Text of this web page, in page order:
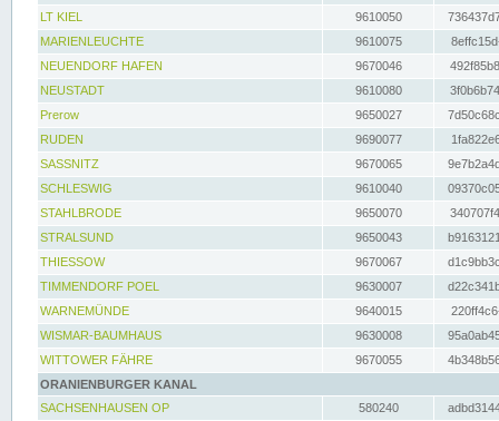
LT KIEL
9610050
MARIENLEUCHTE
9610075
NEUENDORF HAFEN
9670046
NEUSTADT
9610080
Prerow
9650027
RUDEN
9690077
SASSNITZ
9670065
SCHLESWIG
9610040
STAHLBRODE
9650070
STRALSUND
9650043
THIESSOW
9670067
TIMMENDORF POEL
9630007
WARNEMÜNDE
9640015
WISMAR-BAUMHAUS
9630008
WITTOWER FÄHRE
9670055
ORANIENBURGER KANAL
SACHSENHAUSEN OP
580240